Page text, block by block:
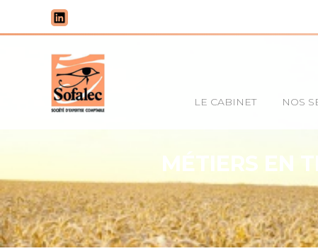
Aller
Principal
LE CABINET NOS
MÉTIERS EN